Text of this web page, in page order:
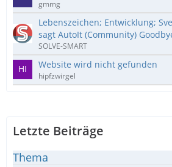
gmmg
Lebenszeichen; Entwicklung;
sagt AutoIt (Community)
SOLVE-SMART
Website wird nicht gefunden
hipfzwirgel
Letzte Beiträge
Thema